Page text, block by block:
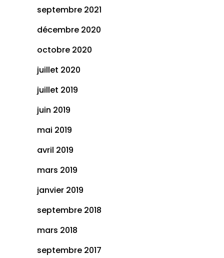
septembre 2021
décembre 2020
octobre 2020
juillet 2020
juillet 2019
juin 2019
mai 2019
avril 2019
mars 2019
janvier 2019
septembre 2018
mars 2018
septembre 2017